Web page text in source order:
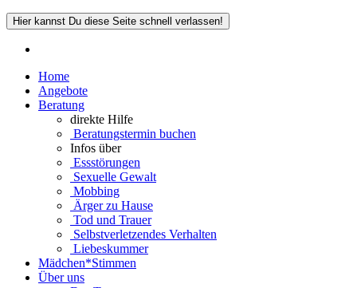
Hier kannst Du diese Seite schnell verlassen!
Home
Angebote
Beratung
direkte Hilfe
Beratungstermin buchen
Infos über
Essstörungen
Sexuelle Gewalt
Mobbing
Ärger zu Hause
Tod und Trauer
Selbstverletzendes Verhalten
Liebeskummer
Mädchen*Stimmen
Über uns